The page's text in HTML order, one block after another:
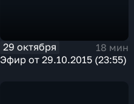
29 октября
18 мин
Эфир от 29.10.2015 (23:55)